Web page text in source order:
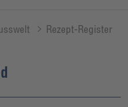
Rezept-Register